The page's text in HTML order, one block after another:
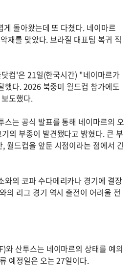
돌아왔는데 또 다쳤다. 네이마르
재를 맞았다. 브라질 대표팀 복귀 직
컴'은 21일(한국시간) "네이마르가
했다. 2026 북중미 월드컵 참가에도
도했다.
스는 공식 발표를 통해 네이마르의 오
의 부종이 발견됐다고 밝혔다. 큰 부
월드컵을 앞둔 시점이라는 점에서 긴
와의 코파 수다메리카나 경기에 결장
의 리그 경기 역시 출전이 어려울 전
와 산투스는 네이마르의 상태를 예의
예정일은 오는 27일이다.